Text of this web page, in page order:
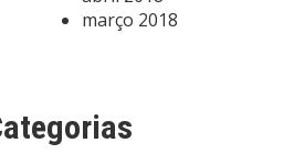
março 2018